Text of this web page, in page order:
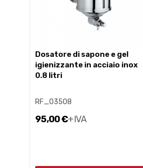
dosatore di sapone e gel
igienizzante in acciaio inox
0.8 litri
RF_03508
95,00 €+IVA